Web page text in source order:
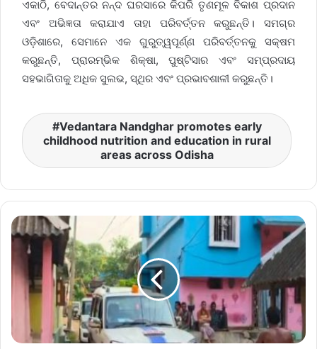
ଏକାଠି, ବେଦାନ୍ତର ନନ୍ଦ ଘରସାରେ କିପରି ତୃଣମୂଳ ବିକାଶ ପ୍ରଦାନ
ଏବଂ ଅଭିଜ୍ଞତା କରାଯାଏ ତାହା ପରିବର୍ତ୍ତନ କରୁଛନ୍ତି। ସମଗ୍ର
ଓଡ଼ିଶାରେ, ସେମାନେ ଏକ ଗୁରୁତ୍ୱପୂର୍ଣ୍ଣ ପରିବର୍ତ୍ତନକୁ ସକ୍ଷମ
କରୁଛନ୍ତି, ପ୍ରାରମ୍ଭିକ ଶିକ୍ଷା, ପୁଷ୍ଟିସାର ଏବଂ ସମ୍ପ୍ରଦାୟ
ସହଭାଗିତାକୁ ଅଧିକ ସୁଲଭ, ସ୍ଥିର ଏବଂ ପ୍ରଭାବଶାଳୀ କରୁଛନ୍ତି।
Vedantara Nandghar promotes early
childhood nutrition and education in rural
areas across Odisha